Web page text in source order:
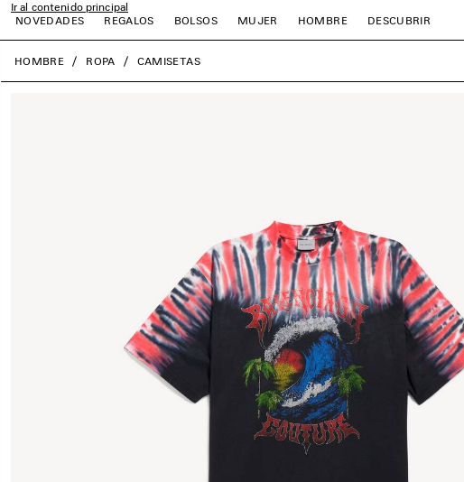
Ir al contenido principal
NOVEDADES
REGALOS BOLSOS MUJER HOMBRE DESCUBRIR
close the banner
HOMBRE ROPA CAMISETAS